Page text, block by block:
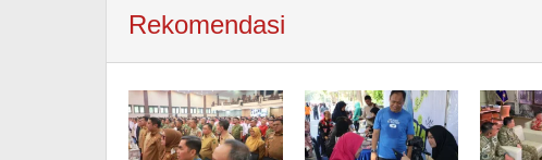
Rekomendasi